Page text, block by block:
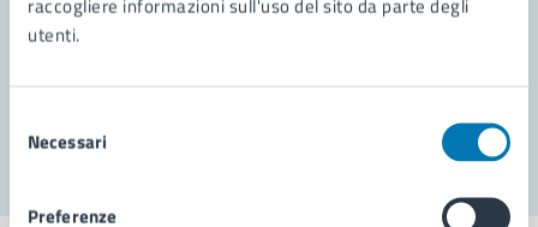
utenti.
delNecessari
Preferenze